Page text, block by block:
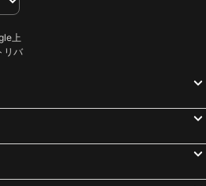
ホテル町田ヴィラ
お台場
上
リバ